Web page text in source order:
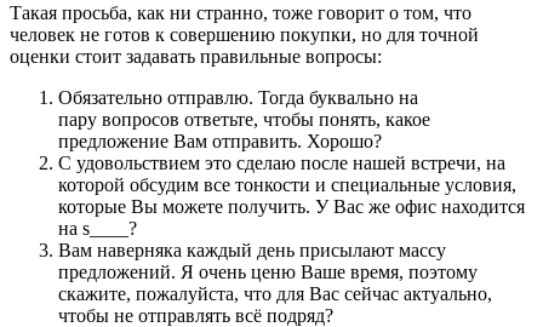
Такая просьба, как ни странно, тоже говорит о том, что
человек не готов к совершению покупки, но для точной
оценки стоит задавать правильные вопросы:
Обязательно отправлю. Тогда буквально на
пару вопросов ответьте, чтобы понять, какое
предложение Вам отправить. Хорошо?
С удовольствием это сделаю после нашей встречи, на
которой обсудим все тонкости и специальные условия,
которые Вы можете получить. У Вас же офис находится
на s____?
Вам наверняка каждый день присылают массу
предложений. Я очень ценю Ваше время, поэтому
скажите, пожалуйста, что для Вас сейчас актуально,
чтобы не отправлять всё подряд?